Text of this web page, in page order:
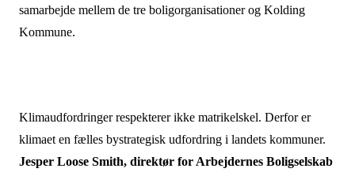
samarbejde mellem de tre boligorganisationer og Kolding
Kommune.
Klimaudfordringer respekterer ikke matrikelskel. Derfor er
klimaet en fælles bystrategisk udfordring i landets kommuner.
Jesper Loose Smith, direktør for Arbejdernes Boligselskab